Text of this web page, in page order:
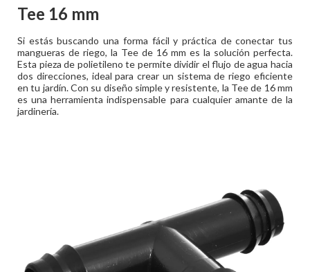
Tee 16 mm
Si estás buscando una forma fácil y práctica de conectar tus
mangueras de riego, la Tee de 16 mm es la solución perfecta.
Esta pieza de polietileno te permite dividir el flujo de agua hacia
dos direcciones, ideal para crear un sistema de riego eficiente
en tu jardín. Con su diseño simple y resistente, la Tee de 16 mm
es una herramienta indispensable para cualquier amante de la
jardinería.